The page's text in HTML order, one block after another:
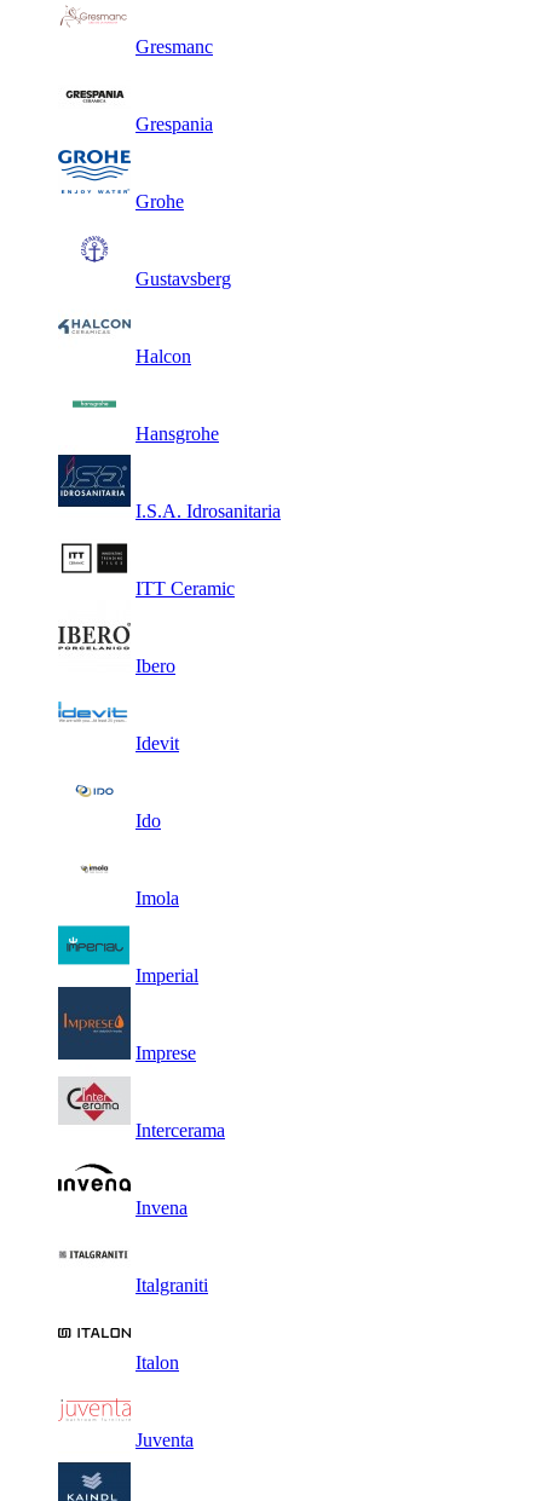
Gresmanc
Grespania
Grohe
Gustavsberg
Halcon
Hansgrohe
I.S.A. Idrosanitaria
ITT Ceramic
Ibero
Idevit
Ido
Imola
Imperial
Imprese
Intercerama
Invena
Italgraniti
Italon
Juventa